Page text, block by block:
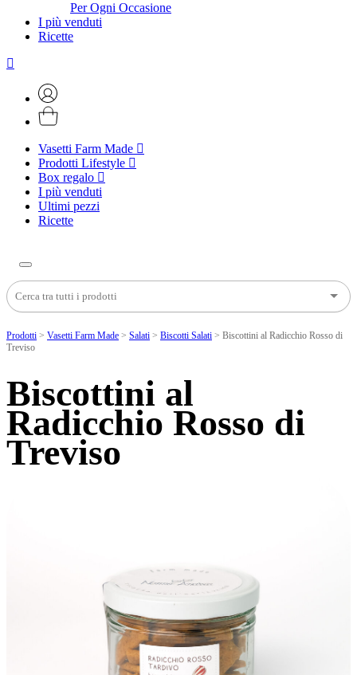
Per Ogni Occasione
I più venduti
Ricette
Vasetti Farm Made
Prodotti Lifestyle
Box regalo
I più venduti
Ultimi pezzi
Ricette
Prodotti > Vasetti Farm Made > Salati > Biscotti Salati > Biscottini al Radicchio Rosso di
Treviso
Biscottini al
Radicchio Rosso di
Treviso